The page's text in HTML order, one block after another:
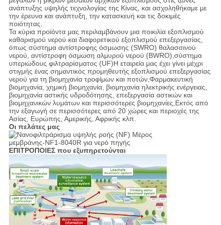
ανάπτυξης υψηλής τεχνολογίας της Κίνας, και ασχοληθήκαμε με
την έρευνα και ανάπτυξη, την κατασκευή και τις δοκιμές
ποιότητας.
Τα κύρια προϊόντα μας περιλαμβάνουν μια ποικιλία εξοπλισμού
καθαρισμού νερού και διαφορετικού εξοπλισμού επεξεργασίας,
όπως σύστημα αντίστροφης όσμωσης (SWRO) θαλασσινού
νερού, αντίστροφη όσμωση αλμυρού νερού (BWRO),σύστημα
υπεριώδους φιλτραρίσματος (UF)Η εταιρεία μας έχει γίνει μέχρι
στιγμής ένας σημαντικός προμηθευτής εξοπλισμού επεξεργασίας
νερού για τη βιομηχανία τροφίμων και ποτών,Φαρμακευτική
βιομηχανία, χημική βιομηχανία, βιομηχανία ηλεκτρικής ενέργειας,
βιομηχανία αστικής υδροδότησης, επεξεργασία αστικών και
βιομηχανικών λυμάτων και περισσότερες βιομηχανίες,Εκτός από
την εξαγωγή σε περισσότερες από 20 χώρες και περιοχές της
Ασίας, Ευρώπης, Αμερικής, Αφρικής κλπ.
Οι πελάτες μας
ΕΠΙΤΡΟΠΟΙΕΣ που εξυπηρετούνται